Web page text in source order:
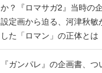
か？『ロマサガ2』当時の
設定画から迫る、河津秋敏
した「ロマン」の正体とは
書】
『ガンパレ』の企画書、